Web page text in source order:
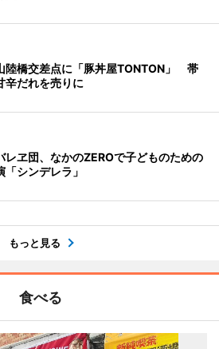
陸橋交差点に「豚丼屋TONTON」 帯
辛だれを売りに
レヱ団、なかのZEROで子どものための
「シンデレラ」
もっと見る
食べる